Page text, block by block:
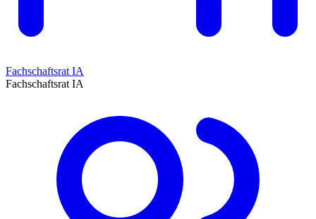
Fachschaftsrat IA
Fachschaftsrat IA